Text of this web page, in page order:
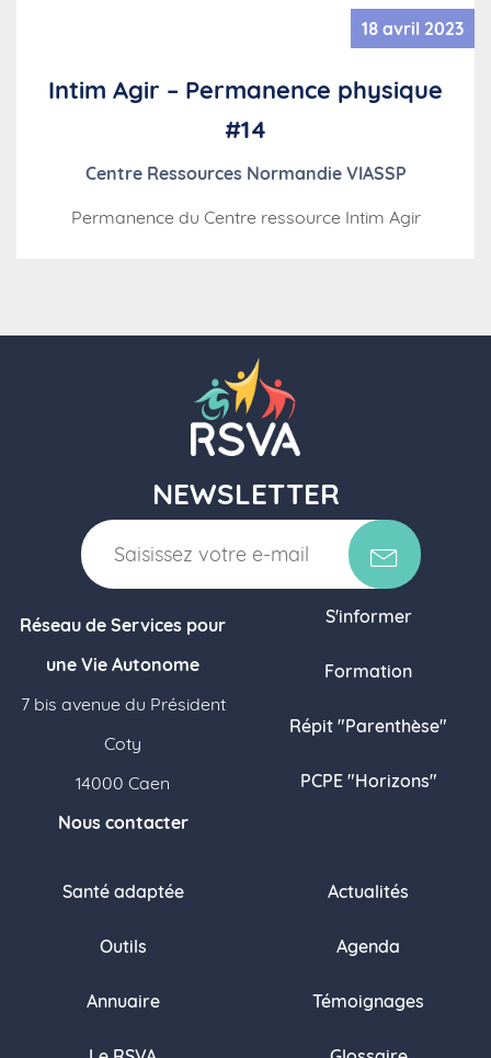
18 avril 2023
Intim Agir – Permanence physique
#14
Centre Ressources Normandie VIASSP
Permanence du Centre ressource Intim Agir
NEWSLETTER
Réseau de Services pour
une Vie Autonome
7 bis avenue du Président
Coty
14000 Caen
Nous contacter
S'informer
Formation
Répit "Parenthèse"
PCPE "Horizons"
Santé adaptée
Outils
Annuaire
Actualités
Agenda
Témoignages